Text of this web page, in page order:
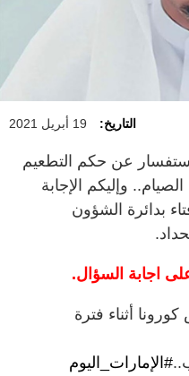
التاريخ: 19 أبريل 2021
عن حكم التطعيم
وإليكم الإجابة
بدائرة الشؤون
اجابة السؤال.
أثناء فترة
#الإمارات_اليوم